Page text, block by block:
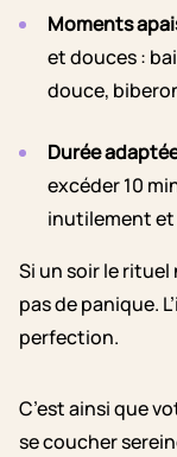
Moments
et douces :
douce,
Durée
excéder 10
inutilement et
Si un soir le rituel
pas de panique.
perfection.
C’est ainsi que
se coucher